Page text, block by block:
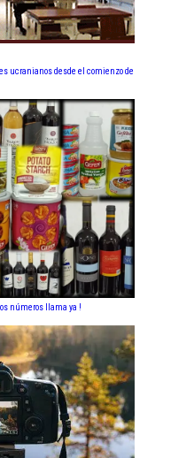
ucranianos desde el comienzo de
números llama ya !